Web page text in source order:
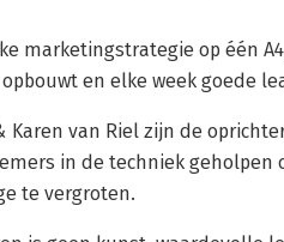
marketingstrategie op één
en elke week goede
Karen van Riel zijn de
in de techniek
te vergroten.